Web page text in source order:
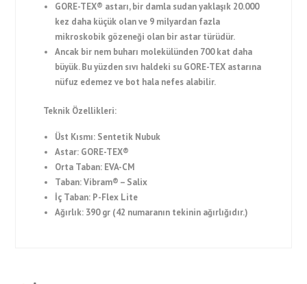
GORE-TEX® astarı, bir damla sudan yaklaşık 20.000
kez daha küçük olan ve 9 milyardan fazla
mikroskobik gözeneği olan bir astar türüdür.
Ancak bir nem buharı molekülünden 700 kat daha
büyük. Bu yüzden sıvı haldeki su GORE-TEX astarına
nüfuz edemez ve bot hala nefes alabilir.
Teknik Özellikleri:
Üst Kısmı: Sentetik Nubuk
Astar: GORE-TEX®
Orta Taban: EVA-CM
Taban: Vibram® – Salix
İç Taban: P-Flex Lite
Ağırlık: 390 gr (42 numaranın tekinin ağırlığıdır.)